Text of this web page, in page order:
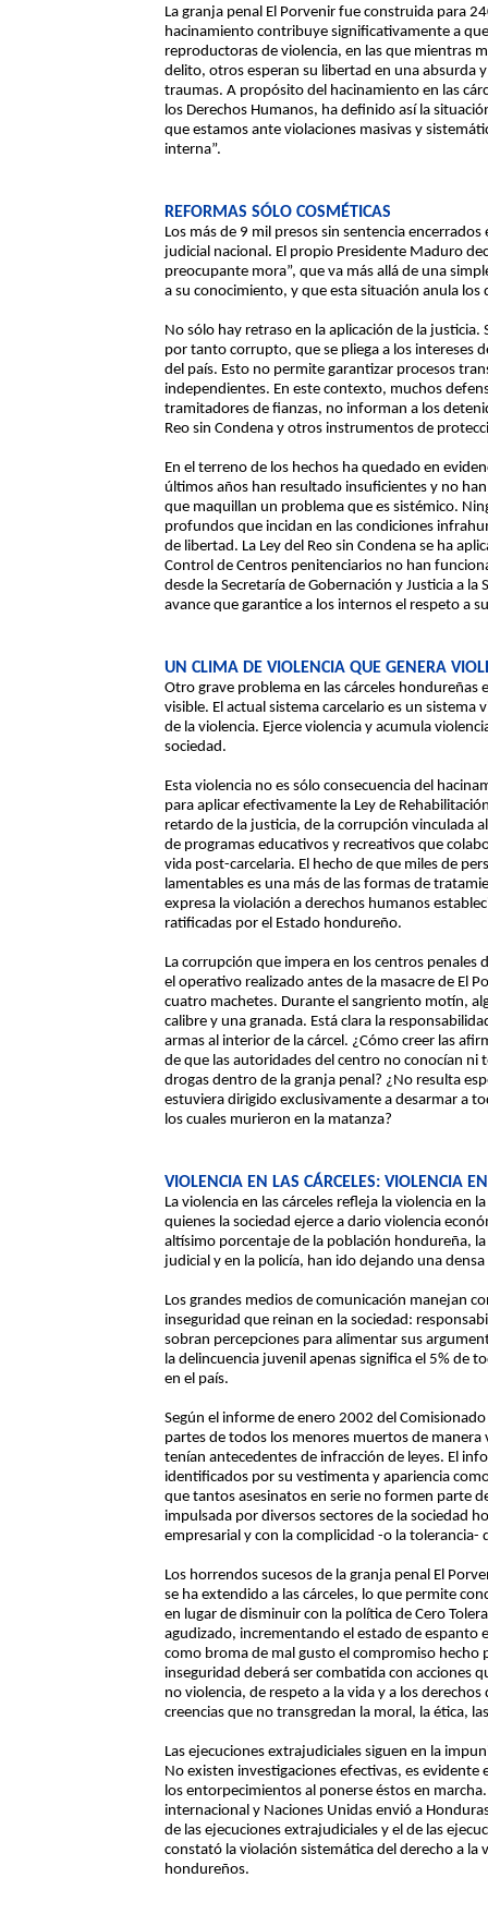
La granja penal El Porvenir fue construida para
hacinamiento contribuye significativamente a
reproductoras de violencia, en las que mientras
delito, otros esperan su libertad en una absurda
traumas. A propósito del hacinamiento en las
los Derechos Humanos, ha definido así la
que estamos ante violaciones masivas y
interna”.
REFORMAS SÓLO COSMÉTICAS
Los más de 9 mil presos sin sentencia
judicial nacional. El propio Presidente Maduro
preocupante mora”, que va más allá de una
a su conocimiento, y que esta situación anula
No sólo hay retraso en la aplicación de la
por tanto corrupto, que se pliega a los intereses
del país. Esto no permite garantizar procesos
independientes. En este contexto, muchos
tramitadores de fianzas, no informan a los
Reo sin Condena y otros instrumentos de
En el terreno de los hechos ha quedado en
últimos años han resultado insuficientes y no
que maquillan un problema que es sistémico.
profundos que incidan en las condiciones
de libertad. La Ley del Reo sin Condena se ha
Control de Centros penitenciarios no han
desde la Secretaría de Gobernación y Justicia a
avance que garantice a los internos el respeto a
UN CLIMA DE VIOLENCIA QUE GENERA
Otro grave problema en las cárceles hondureñas
visible. El actual sistema carcelario es un
de la violencia. Ejerce violencia y acumula
sociedad.
Esta violencia no es sólo consecuencia del
para aplicar efectivamente la Ley de
retardo de la justicia, de la corrupción vinculada
de programas educativos y recreativos que
vida post-carcelaria. El hecho de que miles de
lamentables es una más de las formas de
expresa la violación a derechos humanos
ratificadas por el Estado hondureño.
La corrupción que impera en los centros penales
el operativo realizado antes de la masacre de El
cuatro machetes. Durante el sangriento motín,
calibre y una granada. Está clara la
armas al interior de la cárcel. ¿Cómo creer las
de que las autoridades del centro no conocían
drogas dentro de la granja penal? ¿No resulta
estuviera dirigido exclusivamente a desarmar a
los cuales murieron en la matanza?
VIOLENCIA EN LAS CÁRCELES: VIOLENCIA
La violencia en las cárceles refleja la violencia en
quienes la sociedad ejerce a dario violencia
altísimo porcentaje de la población hondureña,
judicial y en la policía, han ido dejando una
Los grandes medios de comunicación manejan
inseguridad que reinan en la sociedad:
sobran percepciones para alimentar sus
la delincuencia juvenil apenas significa el 5% de
en el país.
Según el informe de enero 2002 del
partes de todos los menores muertos de
tenían antecedentes de infracción de leyes. El
identificados por su vestimenta y apariencia
que tantos asesinatos en serie no formen parte
impulsada por diversos sectores de la sociedad
empresarial y con la complicidad -o la
Los horrendos sucesos de la granja penal El
se ha extendido a las cárceles, lo que permite
en lugar de disminuir con la política de Cero
agudizado, incrementando el estado de espanto
como broma de mal gusto el compromiso hecho
inseguridad deberá ser combatida con acciones
no violencia, de respeto a la vida y a los
creencias que no transgredan la moral, la ética,
Las ejecuciones extrajudiciales siguen en la
No existen investigaciones efectivas, es
los entorpecimientos al ponerse éstos en
internacional y Naciones Unidas envió a
de las ejecuciones extrajudiciales y el de las
constató la violación sistemática del derecho a la
hondureños.